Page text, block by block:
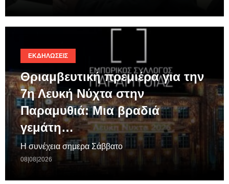
ΕΚΔΗΛΏΣΕΙΣ
Θριαμβευτική πρεμιέρα για την
7η Λευκή Νύχτα στην
Παραμυθιά: Μια βραδιά
γεμάτη…
Η συνέχεια σημερα Σάββατο
08|08|2026